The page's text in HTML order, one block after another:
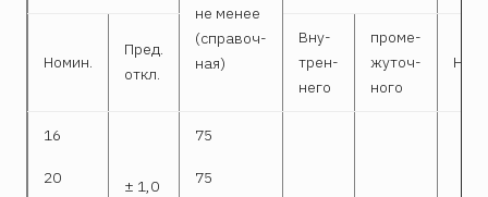
не менее
(справоч-
ная)
Номин.
Пред.
откл.
Вну-
трен-
него
проме-
жуточ-
ного
16
20 ± 1,0
75
75